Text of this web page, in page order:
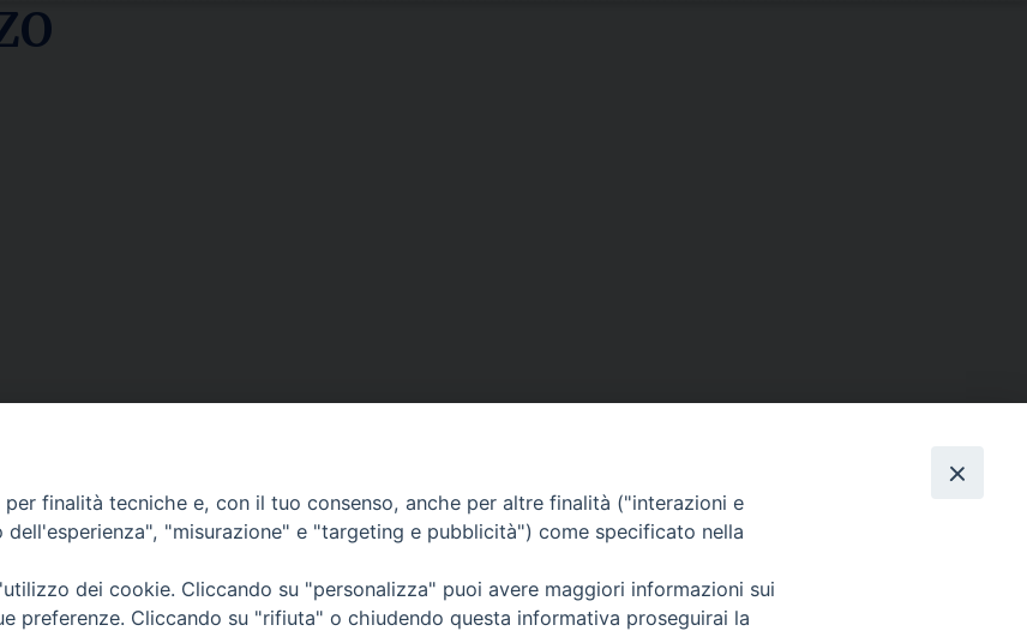
SEGUICI SU
Facebook
finalità tecniche e, con il tuo consenso, anche per altre finalità ("interazioni e
"misurazione" e "targeting e pubblicità") come specificato nella
dei cookie. Cliccando su "personalizza" puoi avere maggiori informazioni sui
preferenze. Cliccando su "rifiuta" o chiudendo questa informativa proseguirai la